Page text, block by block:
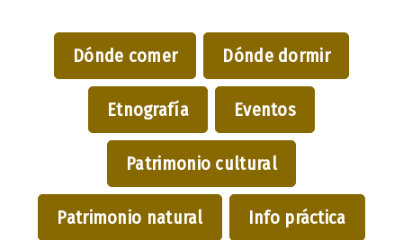
Dónde comer Dónde dormir
Etnografía Eventos
Patrimonio cultural
Patrimonio natural Info práctica